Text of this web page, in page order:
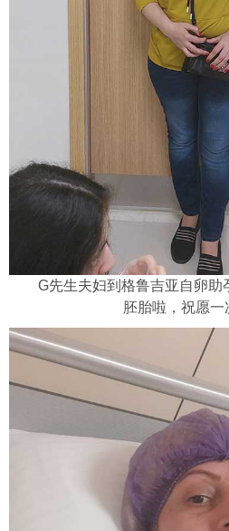
G先生夫妇到格鲁吉亚自卵助
胚胎啦，祝愿一